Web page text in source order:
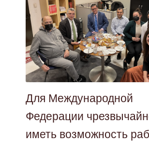
Для Международной
Федерации
иметь возможность